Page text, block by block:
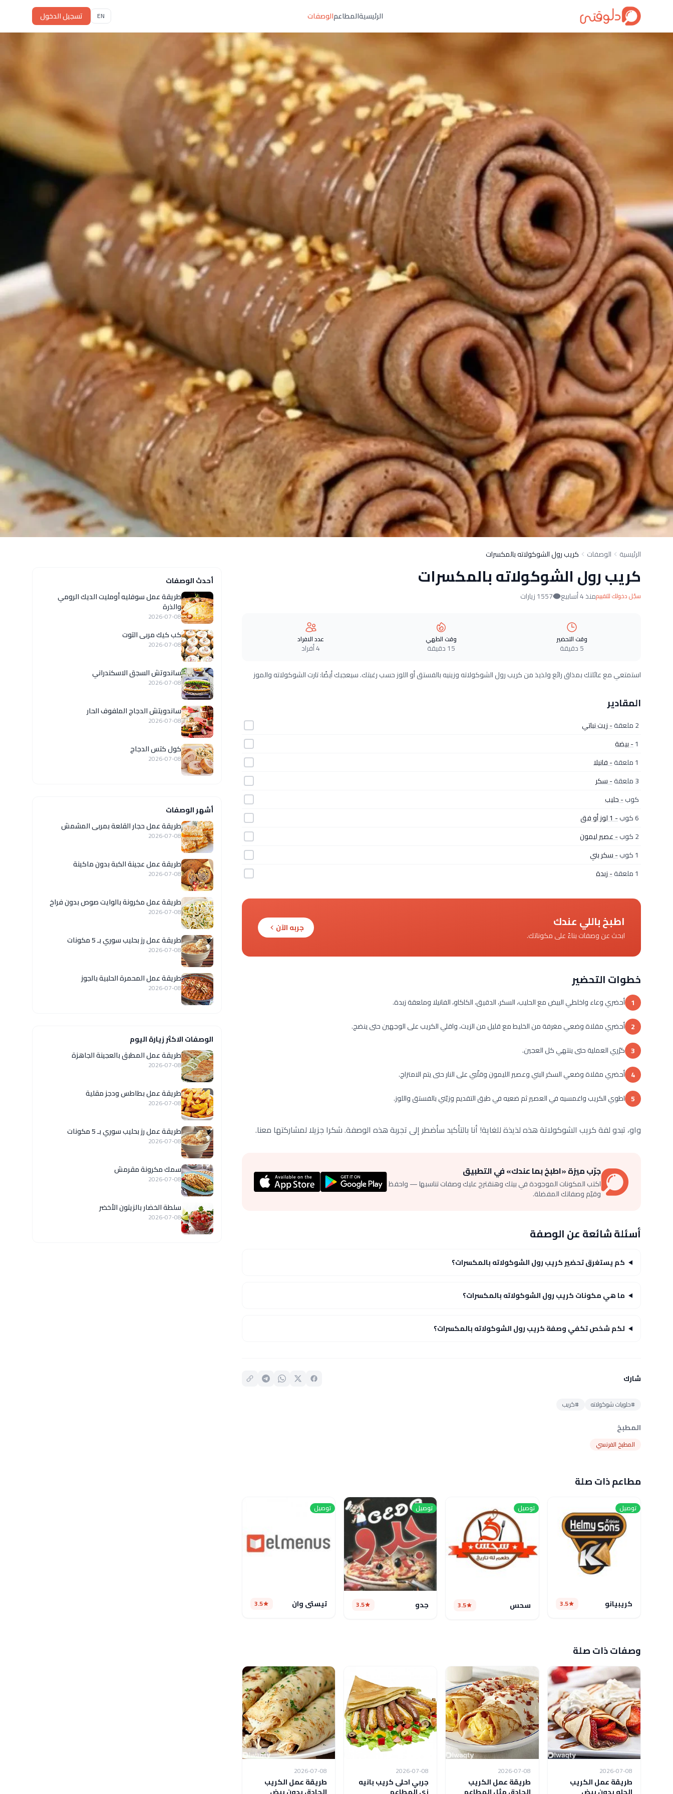
الرئيسيةالمطاعمالوصفات EN تسجيل الدخول
الرئيسية الوصفات كريب رول الشوكولاته بالمكسرات
كريب رول الشوكولاته بالمكسرات
سجّل دخولك للتقييممنذ 4 أسابيع 1557 زيارات
وقت التحضير
5 دقيقة
وقت الطهي
15 دقيقة
عدد الافراد
4 أفراد
استمتعي مع عائلتك بمذاق رائع ولذيذ من كريب رول الشوكولاته وزينيه بالفستق أو اللوز حسب رغبتك. سيعجبك أيضًا: تارت الشوكولاته والموز
المقادير
2 ملعقة
- زيت نباتي
1- بيضة
1 ملعقة
- فانيلا
3 ملعقة
- سكر
كوب- حليب
6 كوب
- 1 لوز أو فق
2 كوب
- عصير ليمون
1 كوب
- سكر بني
1 ملعقة
- زبدة
اطبخ باللي عندك
ابحث عن وصفات بناءً على مكوناتك.
جربه الآن
خطوات التحضير
1 أحضري وعاء واخلطي البيض مع الحليب، السكر، الدقيق، الكاكاو، الفانيلا وملعقة زبدة.
2 أحضري مقلاة وضعي مغرفة من الخليط مع قليل من الزيت، واقلي الكريب على الوجهين حتى ينضج.
3 كرّري العملية حتى ينتهي كل العجين.
4 أحضري مقلاة وضعي السكر البني وعصير الليمون وقلّبي على النار حتى يتم الامتزاج.
5 اطوي الكريب واغمسيه في العصير ثم ضعيه في طبق التقديم وزيّني بالفستق واللوز.
واو، تبدو لفة كريب الشوكولاتة هذه لذيذة للغاية! أنا بالتأكيد سأضطر إلى تجربة هذه الوصفة. شكرا جزيلا لمشاركتها معنا.
جرّب ميزة «اطبخ بما عندك» في التطبيق
اكتب المكونات الموجودة في بيتك وهنقترح عليك وصفات تناسبها — واحفظ
وقيّم وصفاتك المفضلة.
أسئلة شائعة عن الوصفة
كم يستغرق تحضير كريب رول الشوكولاته بالمكسرات؟
ما هي مكونات كريب رول الشوكولاته بالمكسرات؟
لكم شخص تكفي وصفة كريب رول الشوكولاته بالمكسرات؟
شارك
#حلويات شوكولاته #كريب
المطبخ
المطبخ الفرنسي
مطاعم ذات صلة
توصيل
كريبيانو 3.5
توصيل
سحس 3.5
توصيل
جدو 3.5
توصيل
تيستى وان 3.5
وصفات ذات صلة
2026-07-08
طريقة عمل الكريب
2026-07-08
طريقة عمل الكريب
2026-07-08
جربي احلى كريب بانيه
2026-07-08
طريقة عمل الكريب
أحدث الوصفات
طريقة عمل سوفليه أومليت الديك الرومي
والذرة
2026-07-08
كب كيك مربى التوت
2026-07-08
ساندوتش السجق الاسكندراني
2026-07-08
ساندويتش الدجاج الملفوف الحار
2026-07-08
كول كتس الدجاج
2026-07-08
أشهر الوصفات
طريقة عمل حجار القلعة بمربى المشمش
2026-07-08
طريقة عمل عجينة الكبة بدون ماكينة
2026-07-08
طريقة عمل مكرونة بالوايت صوص بدون فراخ
2026-07-08
طريقة عمل رز بحليب سوري بـ 5 مكونات
2026-07-08
طريقة عمل المحمرة الحلبية بالجوز
2026-07-08
الوصفات الاكثر زيارة اليوم
طريقة عمل المطبق بالعجينة الجاهزة
2026-07-08
طريقة عمل بطاطس ودجز مقلية
2026-07-08
طريقة عمل رز بحليب سوري بـ 5 مكونات
2026-07-08
سمك مكرونة مقرمش
2026-07-08
سلطة الخضار بالزيتون الأخضر
2026-07-08